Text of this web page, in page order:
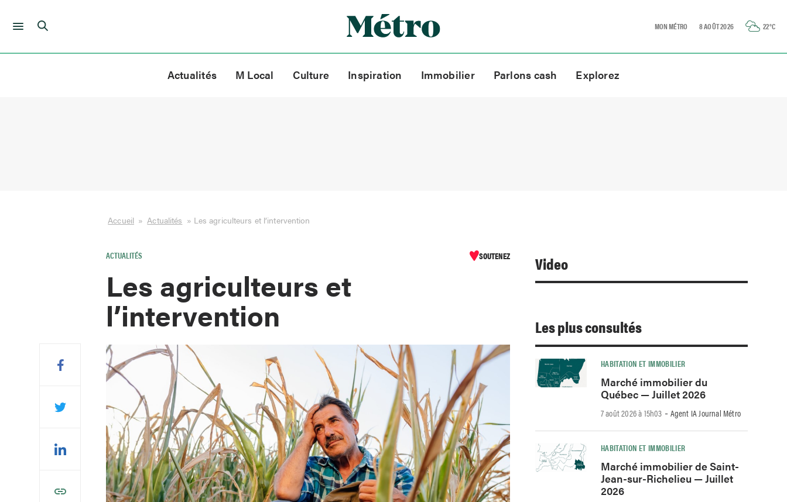
Skip
MON MÉTRO 8 AOÛT 2026 22°C
Actualités M Local Culture Inspiration Immobilier Parlons cash Explorez
Accueil » Actualités » Les agriculteurs et l’intervention
ACTUALITÉS SOUTENEZ
Les agriculteurs et
l’intervention
Video
Les plus consultés
HABITATION ET IMMOBILIER
Marché immobilier du
Québec — Juillet 2026
7 août 2026 à 15h03 -Agent IA Journal Métro
HABITATION ET IMMOBILIER
Marché immobilier de Saint-
Jean-sur-Richelieu — Juillet
2026